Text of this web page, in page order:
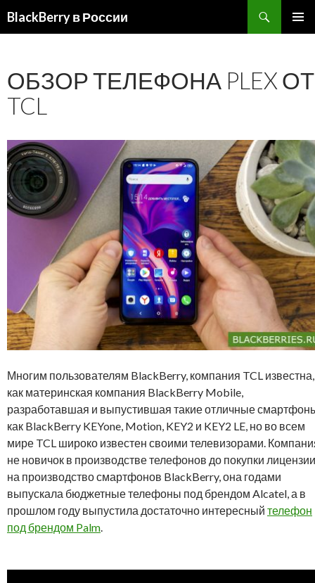
BlackBerry в России
ОБЗОР ТЕЛЕФОНА PLEX ОТ
TCL
Многим пользователям BlackBerry, компания TCL известна,
как материнская компания BlackBerry Mobile,
разработавшая и выпустившая такие отличные
как BlackBerry KEYone, Motion, KEY2 и KEY2 LE, но во всем
мире TCL широко известен своими телевизорами.
не новичок в производстве телефонов до покупки лицензии
на производство смартфонов BlackBerry, она годами
выпускала бюджетные телефоны под брендом Alcatel, а в
прошлом году выпустила достаточно интересный телефон
под брендом Palm